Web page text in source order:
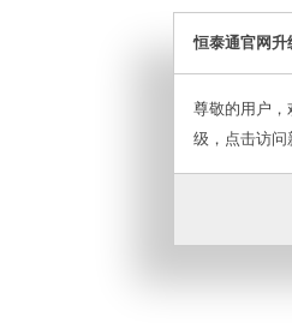
恒泰通官网升
尊敬的用户，
级，点击访问